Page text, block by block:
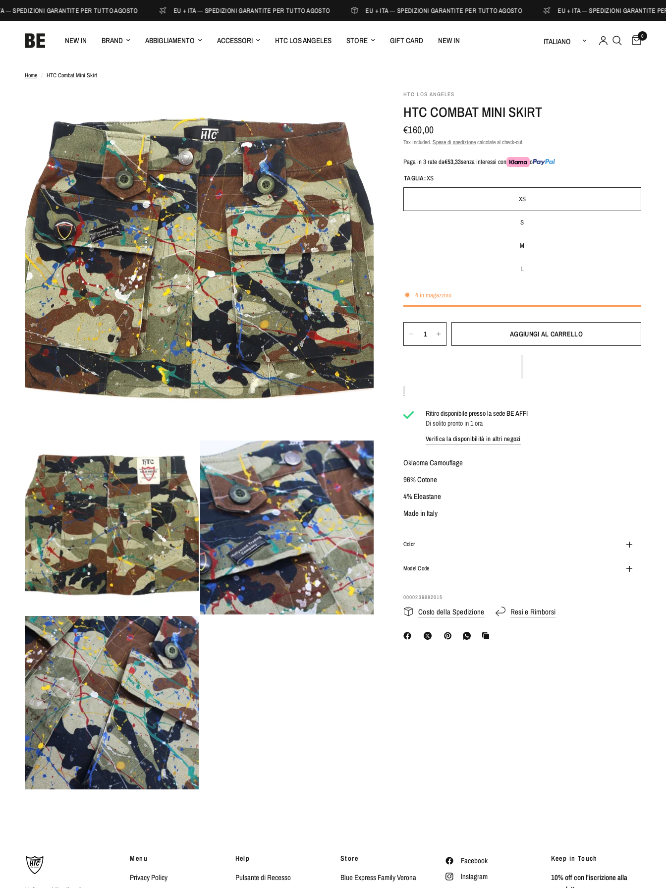
GARANTITE PER TUTTO AGOSTO EU + ITA — SPEDIZIONI GARANTITE PER TUTTO AGOSTO EU + ITA — SPEDIZIONI GARANTITE PER TUTTO AGOSTO EU + ITA — SPEDIZIONI GARANTITE PER
NEW IN BRAND ABBIGLIAMENTO ACCESSORI HTC LOS ANGELES STORE GIFT CARD NEW IN Aggiorna paese/area geografica 0
Home / HTC Combat Mini Skirt
HTC LOS ANGELES
HTC COMBAT MINI SKIRT
€160,00
Tax included. Spese di spedizionecalcolate al check-out.
Paga in 3 rate da€53,33senza interessi con
o
TAGLIA:XS
XS
S
M
L
4 in magazzino
AGGIUNGI AL CARRELLO
Ritiro disponibile presso la sedeBE AFFI
Di solito pronto in 1 ora
Verifica la disponibilità in altri negozi
Oklaoma Camouflage
96% Cotone
4% Eleastane
Made in Italy
Color
Model Code
0000239682015
Costo della Spedizione Resi e Rimborsi
Menu
Privacy Policy
Help
Pulsante di Recesso
Store
Blue Express Family Verona
Facebook
Instagram
Keep in Touch
10% off con l'iscrizione alla